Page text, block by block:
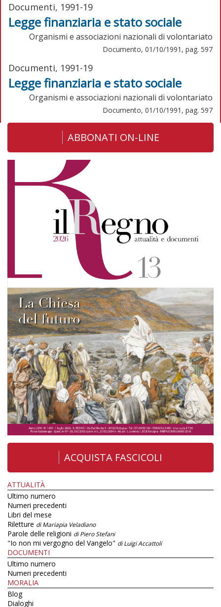
Documenti, 1991-19
Legge finanziaria e stato sociale
Organismi e associazioni nazionali di volontariato
Documento, 01/10/1991, pag. 597
Documenti, 1991-19
Legge finanziaria e stato sociale
Organismi e associazioni nazionali di volontariato
Documento, 01/10/1991, pag. 597
ABBONATI ON-LINE
ACQUISTA FASCICOLI
ATTUALITÀ
Ultimo numero
Numeri precedenti
Libri del mese
Riletture di Mariapia Veladiano
Parole delle religioni di Piero Stefani
"Io non mi vergogno del Vangelo" di Luigi Accattoli
DOCUMENTI
Ultimo numero
Numeri precedenti
MORALIA
Blog
Dialoghi